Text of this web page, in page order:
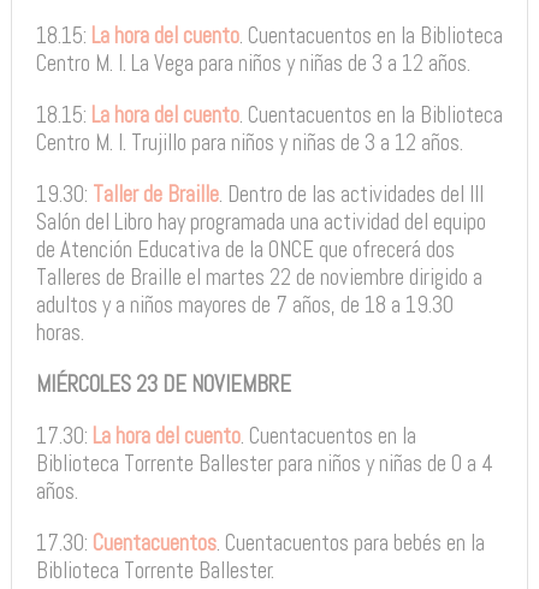
18.15: La hora del cuento. Cuentacuentos en la Biblioteca
Centro M. I. La Vega para niños y niñas de 3 a 12 años.
18.15: La hora del cuento. Cuentacuentos en la Biblioteca
Centro M. I. Trujillo para niños y niñas de 3 a 12 años.
19.30: Taller de Braille. Dentro de las actividades del III
Salón del Libro hay programada una actividad del equipo
de Atención Educativa de la ONCE que ofrecerá dos
Talleres de Braille el martes 22 de noviembre dirigido a
adultos y a niños mayores de 7 años, de 18 a 19.30
horas.
MIÉRCOLES 23 DE NOVIEMBRE
17.30: La hora del cuento. Cuentacuentos en la
Biblioteca Torrente Ballester para niños y niñas de 0 a 4
años.
17.30: Cuentacuentos. Cuentacuentos para bebés en la
Biblioteca Torrente Ballester.